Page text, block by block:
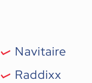
Navitaire
Raddixx